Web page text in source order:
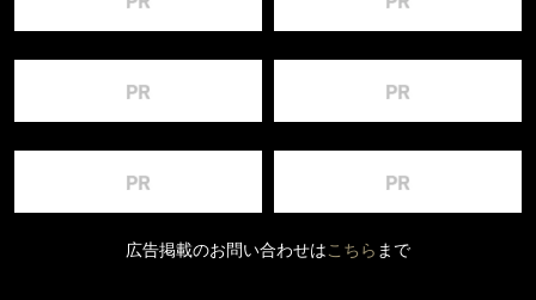
広告掲載のお問い合わせはこちら まで